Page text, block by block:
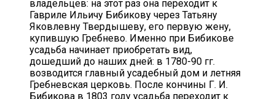
владельцев: на этот раз она переходит к
Гавриле Ильичу Бибикову через Татьяну
Яковлевну Твердышеву, его первую жену,
купившую Гребнево. Именно при Бибикове
усадьба начинает приобретать вид,
дошедший до наших дней: в 1780-90 гг.
возводится главный усадебный дом и летняя
Гребневская церковь. После кончины Г. И.
Бибикова в 1803 году усадьба переходит к